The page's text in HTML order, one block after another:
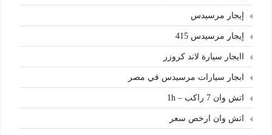
إيجار مرسيدس
إيجار مرسيدس 415
اايجار سيارة لاند كروزر
ابجار سيارات مرسيدس في مصر
اتش وان 7 راكب – 1h
اتش وان ارخص سعر